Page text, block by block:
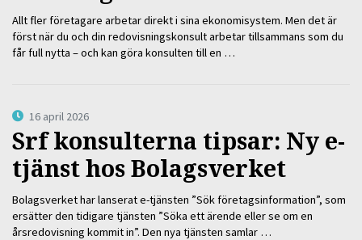
Allt fler företagare arbetar direkt i sina ekonomisystem. Men det är
först när du och din redovisningskonsult arbetar tillsammans som du
får full nytta – och kan göra konsulten till en …
16 april 2026
Srf konsulterna tipsar: Ny e-
tjänst hos Bolagsverket
Bolagsverket har lanserat e-tjänsten ”Sök företagsinformation”, som
ersätter den tidigare tjänsten ”Söka ett ärende eller se om en
årsredovisning kommit in”. Den nya tjänsten samlar …